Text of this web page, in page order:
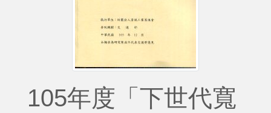
105年度「下世代寬